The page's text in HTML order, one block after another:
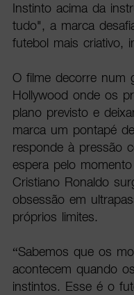
Instinto acima da
tudo", a marca
futebol mais criativo,
O filme decorre num
Hollywood onde os
plano previsto e
marca um pontapé
responde à pressão
espera pelo
Cristiano Ronaldo
obsessão em
próprios limites.
“Sabemos que os
acontecem quando
instintos. Esse é o